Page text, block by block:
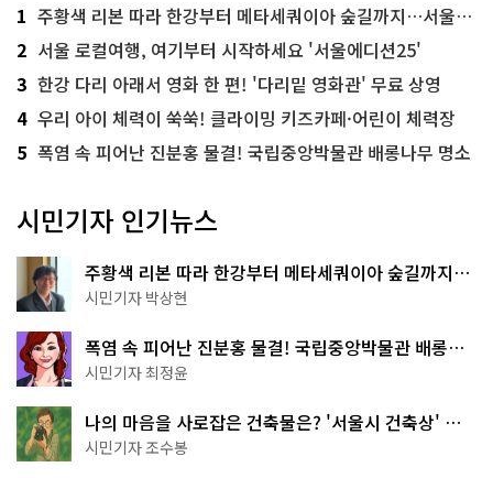
1 주황색 리본 따라 한강부터 메타세쿼이아 숲길까지…서울둘레길 15코스
2 서울 로컬여행, 여기부터 시작하세요 '서울에디션25'
3 한강 다리 아래서 영화 한 편! '다리밑 영화관' 무료 상영
4 우리 아이 체력이 쑥쑥! 클라이밍 키즈카페·어린이 체력장
5 폭염 속 피어난 진분홍 물결! 국립중앙박물관 배롱나무 명소
시민기자 인기뉴스
주황색 리본 따라 한강부터 메타세쿼이아 숲길까지…
서울둘레길 15코스
시민기자 박상현
폭염 속 피어난 진분홍 물결! 국립중앙박물관 배롱나
무 명소
시민기자 최정윤
나의 마음을 사로잡은 건축물은? '서울시 건축상' 수
상작 공개!
시민기자 조수봉